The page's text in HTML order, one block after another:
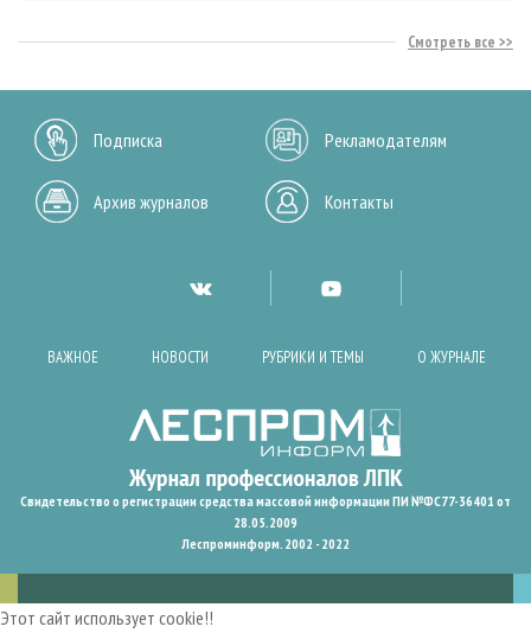
Смотреть все
Подписка Рекламодателям
Архив журналов Контакты
ВАЖНОЕ НОВОСТИ РУБРИКИ И ТЕМЫ О ЖУРНАЛЕ
Свидетельство о регистрации средства массовой информации ПИ №ФС77-36401 от
28.05.2009
Леспроминформ. 2002 - 2022
Этот сайт использует cookie!!